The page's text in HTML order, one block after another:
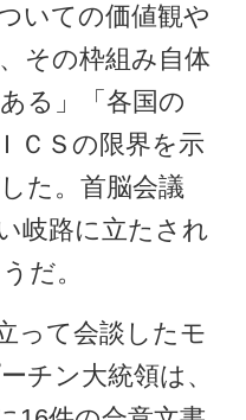
いての価値観や
その枠組み自体
る」「各国の
ＣＳの限界を示
た。首脳会議
岐路に立たされ
だ。
って会談したモ
チン大統領は、